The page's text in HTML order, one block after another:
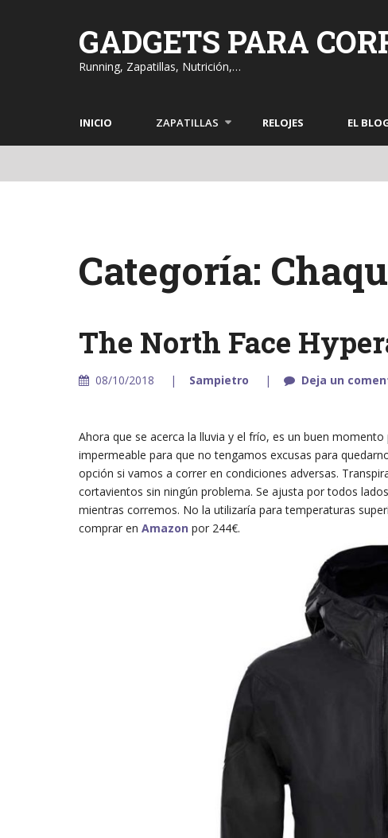
GADGETS PARA
Running, Zapatillas, Nutrición,…
INICIO ZAPATILLAS RELOJES EL
Categoría:
The North Face
08/10/2018 Sampietro Deja un
Ahora que se acerca la lluvia y el frío, es un buen
impermeable para que no tengamos excusas para
opción si vamos a correr en condiciones adversas.
cortavientos sin ningún problema. Se ajusta por todos
mientras corremos. No la utilizaría para temperaturas
comprar en Amazon por 244€.